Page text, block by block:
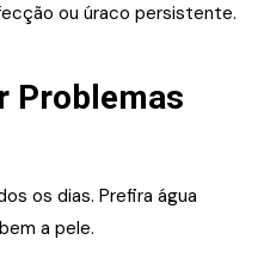
ou úraco persistente.
Problemas
os dias. Prefira água
a pele.